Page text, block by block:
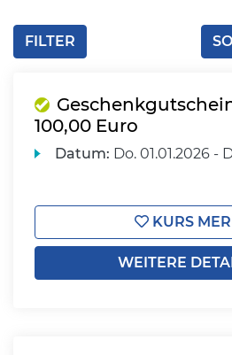
FILTER
100,00 Euro
Datum: Do. 01.01.2026 -
KURS
WEITERE